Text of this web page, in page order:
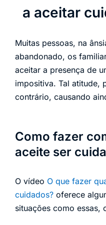
a aceitar
Muitas pessoas, na
abandonado, os
aceitar a presença de
impositiva. Tal atitude,
contrário, causando
Como fazer
aceite ser
O vídeo O que fazer
cuidados? oferece
situações como essas,